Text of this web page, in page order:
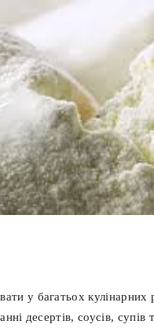
у багатьох
десертів, соусів,